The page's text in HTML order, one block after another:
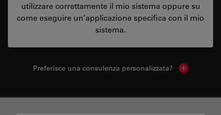
utilizzare correttamente il mio sistema oppure su
come eseguire un’applicazione specifica con il mio
sistema.
Preferisce una consulenza personalizzata? Show local